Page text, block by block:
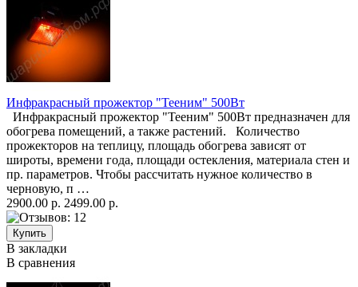
Инфракрасный прожектор "Тееним" 500Вт
Инфракрасный прожектор "Тееним" 500Вт предназначен для
обогрева помещений, а также растений. Количество
прожекторов на теплицу, площадь обогрева зависят от
широты, времени года, площади остекления, материала стен и
пр. параметров. Чтобы рассчитать нужное количество в
черновую, п …
2900.00 р. 2499.00 р.
В закладки
В сравнения